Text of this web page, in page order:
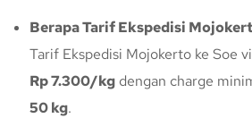
Berapa Tarif Ekspedisi
Tarif Ekspedisi Mojokerto ke Soe
Rp 7.300/kg dengan charge
50 kg.